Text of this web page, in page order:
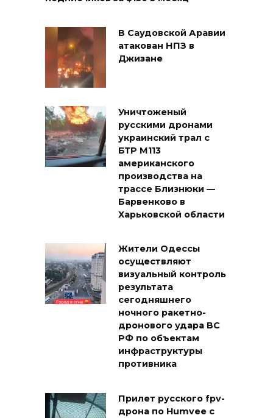
В Саудовской Аравии
атакован НПЗ в
Джизане
Уничтоженый
русскими дронами
украинский трал с
БТР М113
американского
производства на
трассе Близнюки —
Барвенково в
Харьковской области
Жители Одессы
осуществляют
визуальный контроль
результата
сегодняшнего
ночного ракетно-
дронового удара ВС
РФ по объектам
инфраструктуры
противника
Прилет русского fpv-
дрона по Humvee с